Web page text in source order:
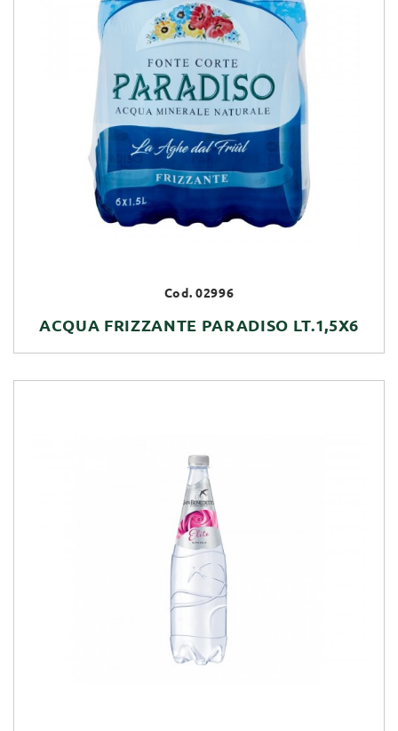
Cod. 02996
ACQUA FRIZZANTE PARADISO LT.1,5X6